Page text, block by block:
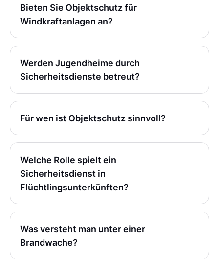
Bieten Sie Objektschutz für
Windkraftanlagen an?
Werden Jugendheime durch
Sicherheitsdienste betreut?
Für wen ist Objektschutz sinnvoll?
Welche Rolle spielt ein
Sicherheitsdienst in
Flüchtlingsunterkünften?
Was versteht man unter einer
Brandwache?